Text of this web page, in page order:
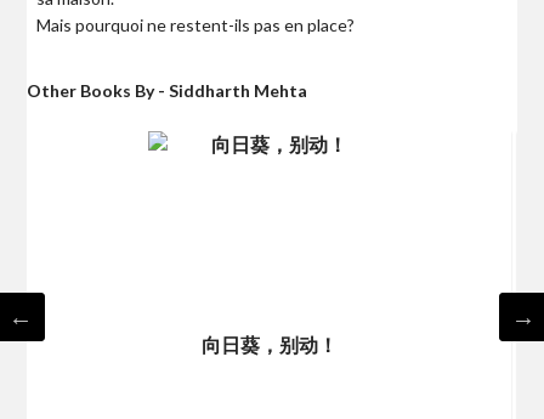
Mais pourquoi ne restent-ils pas en place?
Other Books By - Siddharth Mehta
向日葵，别动！